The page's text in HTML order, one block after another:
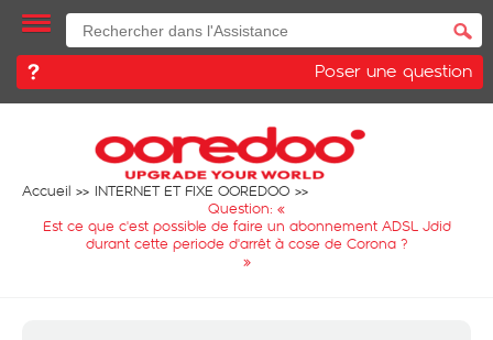
Poser une question
Accueil
INTERNET ET FIXE OOREDOO
Question: «
Est ce que c'est possible de faire un abonnement ADSL Jdid
durant cette periode d'arrêt à cose de Corona ?
»